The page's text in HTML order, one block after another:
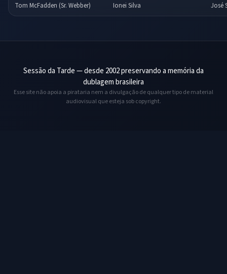
Tom McFadden (Sr. Webber) Ionei Silva José
Sessão da Tarde — desde 2002 preservando a memória da
dublagem brasileira
Esse site não apoia a pirataria nem a divulgação de qualquer tipo de material
audiovisual que esteja sob copyright.